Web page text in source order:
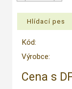
Kód:
Výrobce:
Cena s